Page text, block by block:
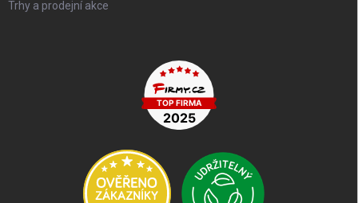
Trhy a prodejní akce